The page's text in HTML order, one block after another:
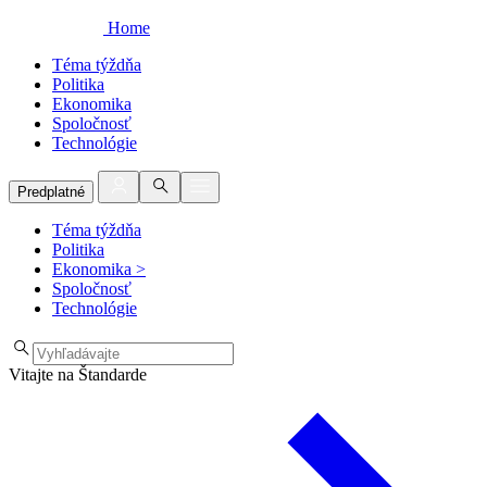
Home
Téma týždňa
Politika
Ekonomika
Spoločnosť
Technológie
Predplatné
Téma týždňa
Politika
Ekonomika >
Spoločnosť
Technológie
Vitajte na Štandarde